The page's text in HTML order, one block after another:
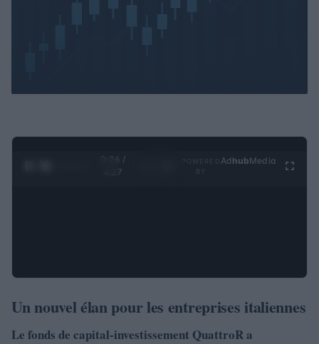
0:27 /
4:27
Ad hubMedia
Un nouvel élan pour les entreprises italiennes
Le fonds de capital-investissement QuattroRa